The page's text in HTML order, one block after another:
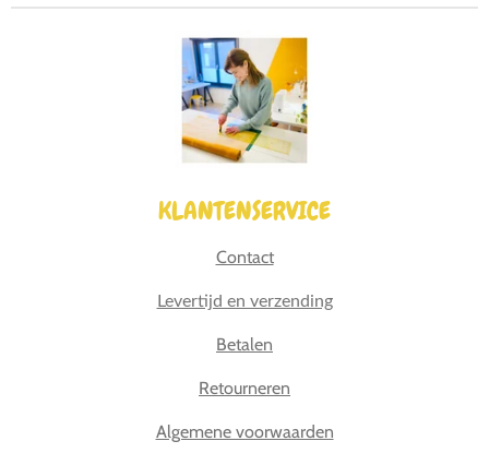
KLANTENSERVICE
Contact
Levertijd en verzending
Betalen
Retourneren
Algemene voorwaarden